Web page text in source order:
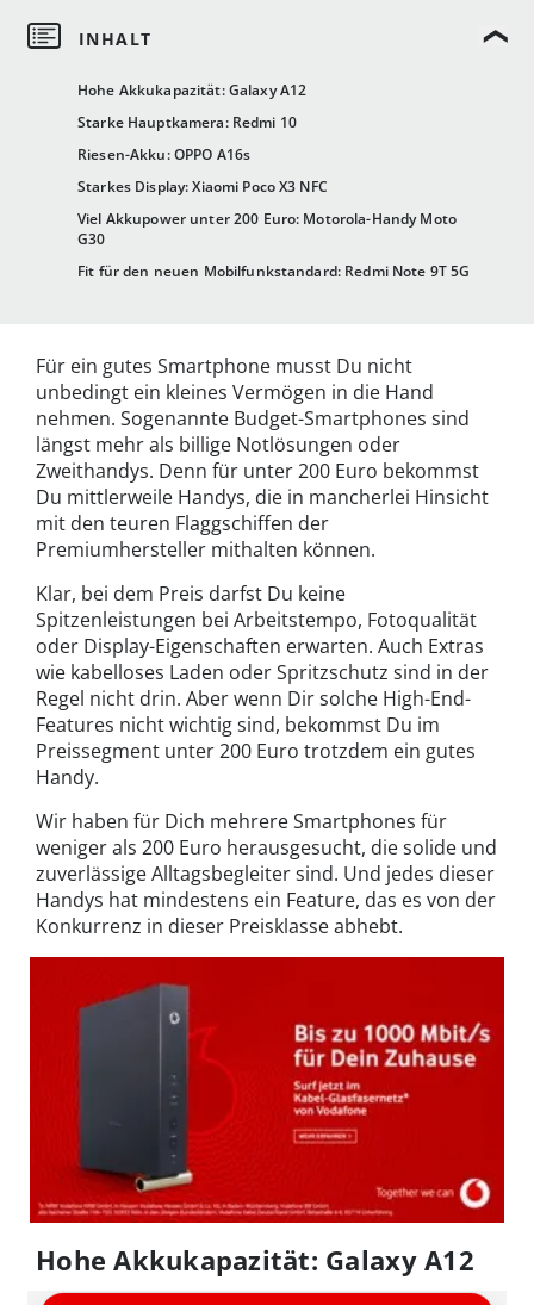
Hohe Akkukapazität: Galaxy A12
Starke Hauptkamera: Redmi 10
Riesen-Akku: OPPO A16s
Starkes Display: Xiaomi Poco X3 NFC
Viel Akkupower unter 200 Euro: Motorola-Handy Moto
G30
Fit für den neuen Mobilfunkstandard: Redmi Note 9T 5G
Für ein gutes Smartphone musst Du nicht
unbedingt ein kleines Vermögen in die Hand
nehmen. Sogenannte Budget-Smartphones sind
längst mehr als billige Notlösungen oder
Zweithandys. Denn für unter 200 Euro bekommst
Du mittlerweile Handys, die in mancherlei Hinsicht
mit den teuren Flaggschiffen der
Premiumhersteller mithalten können.
Klar, bei dem Preis darfst Du keine
Spitzenleistungen bei Arbeitstempo, Fotoqualität
oder Display-Eigenschaften erwarten. Auch Extras
wie kabelloses Laden oder Spritzschutz sind in der
Regel nicht drin. Aber wenn Dir solche High-End-
Features nicht wichtig sind, bekommst Du im
Preissegment unter 200 Euro trotzdem ein gutes
Handy.
Wir haben für Dich mehrere Smartphones für
weniger als 200 Euro herausgesucht, die solide und
zuverlässige Alltagsbegleiter sind. Und jedes dieser
Handys hat mindestens ein Feature, das es von der
Konkurrenz in dieser Preisklasse abhebt.
Hohe Akkukapazität: Galaxy A12